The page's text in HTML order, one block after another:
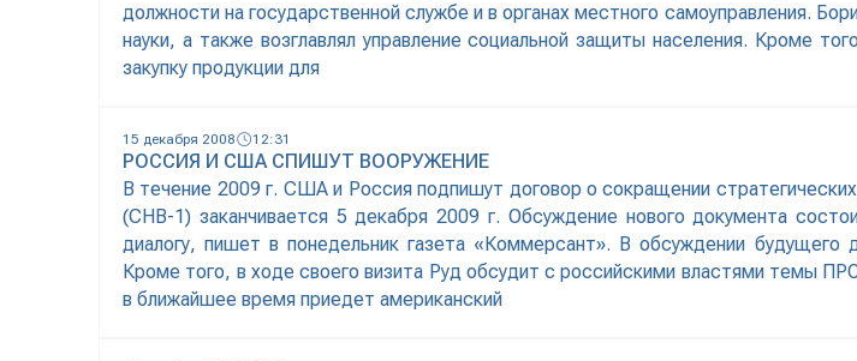
должности на государственной службе и в органах местного самоуправления.
науки, а также возглавлял управление социальной защиты населения. Кроме
закупку продукции для
15 декабря 2008 12:31
РОССИЯ И США СПИШУТ ВООРУЖЕНИЕ
В течение 2009 г. США и Россия подпишут договор о сокращении
(СНВ-1) заканчивается 5 декабря 2009 г. Обсуждение нового документа
диалогу, пишет в понедельник газета «Коммерсант». В обсуждении
Кроме того, в ходе своего визита Руд обсудит с российскими властями темы
в ближайшее время приедет американский